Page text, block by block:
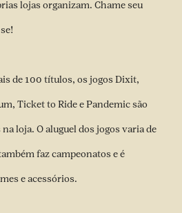
lojas organizam. Chame seu
de 100 títulos, os jogos Dixit,
Ticket to Ride e Pandemic são
loja. O aluguel dos jogos varia de
faz campeonatos e é
e acessórios.